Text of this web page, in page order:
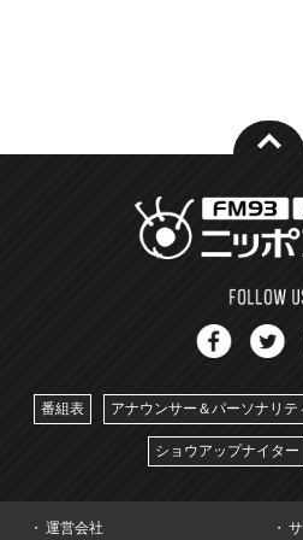
番組表 アナウンサー＆パーソナリテ
ショウアップナイター
運営会社